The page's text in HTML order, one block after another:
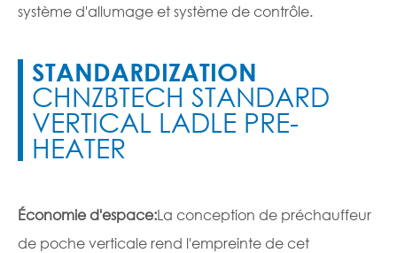
système d'allumage et système de contrôle.
STANDARDIZATION
CHNZBTECH STANDARD
VERTICAL LADLE PRE-
HEATER
Économie d'espace:La conception de préchauffeur
de poche verticale rend l'empreinte de cet